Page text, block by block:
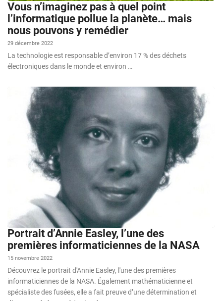
Vous n’imaginez pas à quel point
l’informatique pollue la planète… mais
nous pouvons y remédier
29 décembre 2022
La technologie est responsable d’environ 17 % des déchets
électroniques dans le monde et environ …
Portrait d’Annie Easley, l’une des
premières informaticiennes de la NASA
15 novembre 2022
Découvrez le portrait d'Annie Easley, l'une des premières
informaticiennes de la NASA. Également mathématicienne et
spécialiste des fusées, elle a fait preuve d’une détermination et